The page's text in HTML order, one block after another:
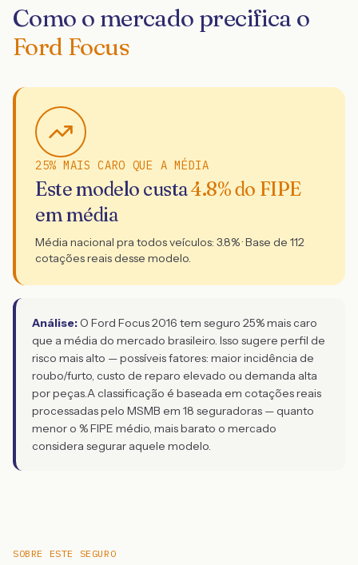
Como o mercado precifica o
Ford Focus
25% MAIS CARO QUE A MÉDIA
Este modelo custa4.8% do FIPE
em média
Média nacional pra todos veículos: 3.8% · Base de 112
cotações reais desse modelo.
Análise: O Ford Focus 2016 tem seguro 25% mais caro
que a média do mercado brasileiro. Isso sugere perfil de
risco mais alto — possíveis fatores: maior incidência de
roubo/furto, custo de reparo elevado ou demanda alta
por peças.A classificação é baseada em cotações reais
processadas pelo MSMB em 18 seguradoras — quanto
menor o % FIPE médio, mais barato o mercado
considera segurar aquele modelo.
SOBRE ESTE SEGURO